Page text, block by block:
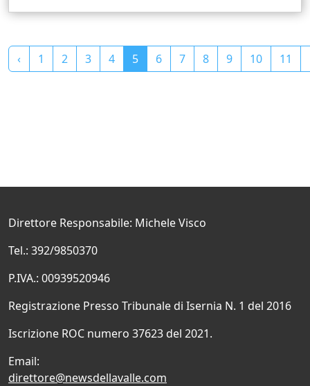
‹ 1 2 3 4 5 6 7 8 9 10 11
Direttore Responsabile: Michele Visco
Tel.: 392/9850370
P.IVA.: 00939520946
Registrazione Presso Tribunale di Isernia N. 1 del 2016
Iscrizione ROC numero 37623 del 2021.
Email:
direttore@newsdellavalle.com